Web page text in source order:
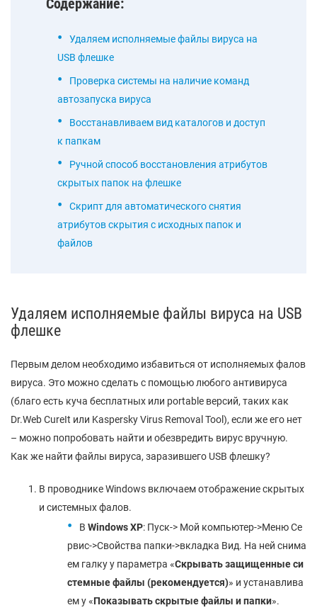
Содержание:
Удаляем исполняемые файлы вируса на
USB флешке
Проверка системы на наличие команд
автозапуска вируса
Восстанавливаем вид каталогов и доступ
к папкам
Ручной способ восстановления атрибутов
скрытых папок на флешке
Скрипт для автоматического снятия
атрибутов скрытия с исходных папок и
файлов
Удаляем исполняемые файлы вируса на USB
флешке
Первым делом необходимо избавиться от исполняемых фалов
вируса. Это можно сделать с помощью любого антивируса
(благо есть куча бесплатных или portable версий, таких как
Dr.Web CureIt или Kaspersky Virus Removal Tool), если же его нет
– можно попробовать найти и обезвредить вирус вручную.
Как же найти файлы вируса, заразившего USB флешку?
В проводнике Windows включаем отображение скрытых
и системных фалов.
В Windows XP: Пуск-> Мой компьютер->Меню Се
рвис->Свойства папки->вкладка Вид. На ней снима
ем галку у параметра «Скрывать защищенные си
стемные файлы (рекомендуется)» и устанавлива
ем у «Показывать скрытые файлы и папки».